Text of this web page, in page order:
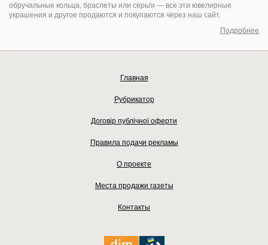
обручальные кольца, браслеты или серьги — все эти ювелирные
украшения и другое продаются и покупаются через наш сайт.
Подробнее
Главная
Рубрикатор
Договір публічної оферти
Правила подачи рекламы
О проекте
Места продажи газеты
Контакты